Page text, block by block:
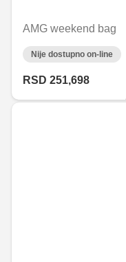
AMG weekend bag
Nije dostupno on-line
RSD 251,698